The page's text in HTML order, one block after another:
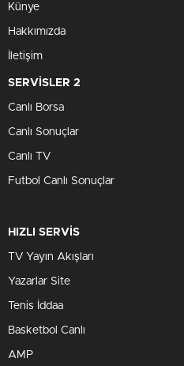
Künye
Hakkımızda
İletişim
SERVİSLER 2
Canlı Borsa
Canlı Sonuçlar
Canlı TV
Futbol Canlı Sonuçlar
HIZLI SERVİS
TV Yayın Akışları
Yazarlar Site
Tenis İddaa
Basketbol Canlı
AMP